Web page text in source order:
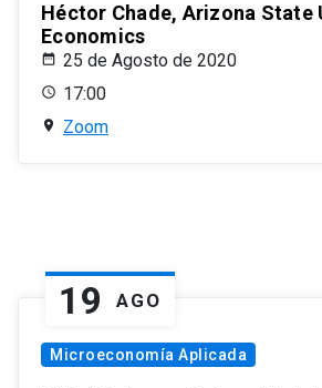
Héctor Chade, Arizona State
Economics
25 de Agosto de 2020
17:00
Zoom
19 AGO
Microeconomía Aplicada